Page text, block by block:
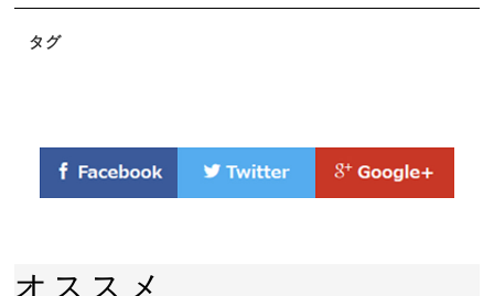
タグ
オススメ